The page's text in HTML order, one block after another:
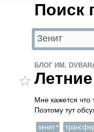
Поиск
БЛОГ ИМ.
Мне кажется что
Поэтому тут
зенит